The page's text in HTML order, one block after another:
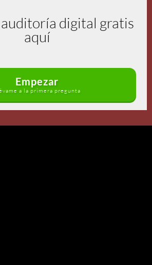
digital gratis
aquí
Empezar
a la primera pregunta